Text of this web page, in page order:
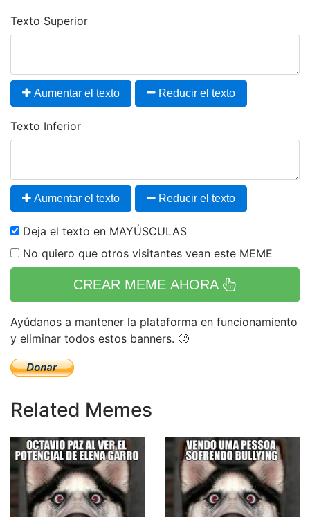
Texto Superior
Aumentar el texto Reducir el texto
Texto Inferior
Aumentar el texto Reducir el texto
Deja el texto en MAYÚSCULAS
No quiero que otros visitantes vean este MEME
CREAR MEME AHORA
Ayúdanos a mantener la plataforma en funcionamiento
y eliminar todos estos banners. 🥺
Related Memes